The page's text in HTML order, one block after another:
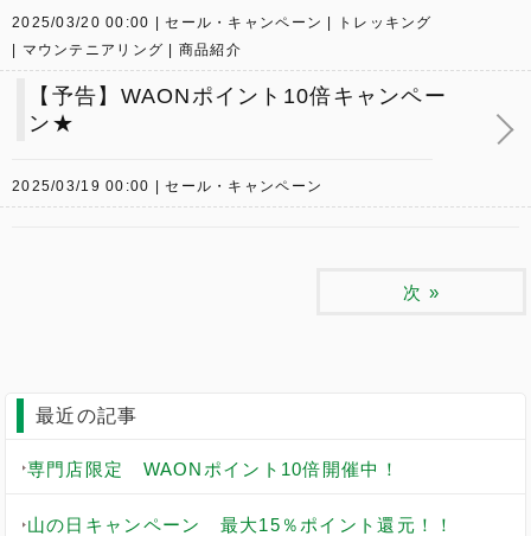
2025/03/20 00:00 セール・キャンペーン
トレッキング
マウンテニアリング
商品紹介
【予告】WAONポイント10倍キャンペー
ン★
2025/03/19 00:00 セール・キャンペーン
次 »
最近の記事
専門店限定 WAONポイント10倍開催中！
山の日キャンペーン 最大15％ポイント還元！！